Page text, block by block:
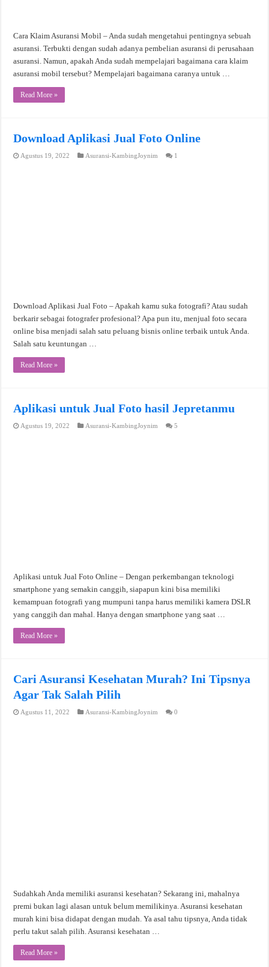
Cara Klaim Asuransi Mobil – Anda sudah mengetahui pentingnya sebuah
asuransi. Terbukti dengan sudah adanya pembelian asuransi di perusahaan
asuransi. Namun, apakah Anda sudah mempelajari bagaimana cara klaim
asuransi mobil tersebut? Mempelajari bagaimana caranya untuk …
Read More »
Download Aplikasi Jual Foto Online
Agustus 19, 2022 Asuransi-KambingJoynim 1
Download Aplikasi Jual Foto – Apakah kamu suka fotografi? Atau sudah
berkarir sebagai fotografer profesional? Apa pun itu, menjual foto secara
online bisa menjadi salah satu peluang bisnis online terbaik untuk Anda.
Salah satu keuntungan …
Read More »
Aplikasi untuk Jual Foto hasil Jepretanmu
Agustus 19, 2022 Asuransi-KambingJoynim 5
Aplikasi untuk Jual Foto Online – Dengan perkembangan teknologi
smartphone yang semakin canggih, siapapun kini bisa memiliki
kemampuan fotografi yang mumpuni tanpa harus memiliki kamera DSLR
yang canggih dan mahal. Hanya dengan smartphone yang saat …
Read More »
Cari Asuransi Kesehatan Murah? Ini Tipsnya
Agar Tak Salah Pilih
Agustus 11, 2022 Asuransi-KambingJoynim 0
Sudahkah Anda memiliki asuransi kesehatan? Sekarang ini, mahalnya
premi bukan lagi alasan untuk belum memilikinya. Asuransi kesehatan
murah kini bisa didapat dengan mudah. Ya asal tahu tipsnya, Anda tidak
perlu takut salah pilih. Asuransi kesehatan …
Read More »